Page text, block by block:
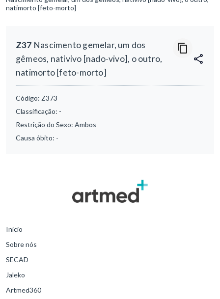
natimorto [feto-morto]
Z37 Nascimento gemelar, um dos
gêmeos, nativivo [nado-vivo], o outro,
natimorto [feto-morto]
Código: Z373
Classificação: -
Restrição do Sexo: Ambos
Causa óbito: -
Início
Sobre nós
SECAD
Jaleko
Artmed360